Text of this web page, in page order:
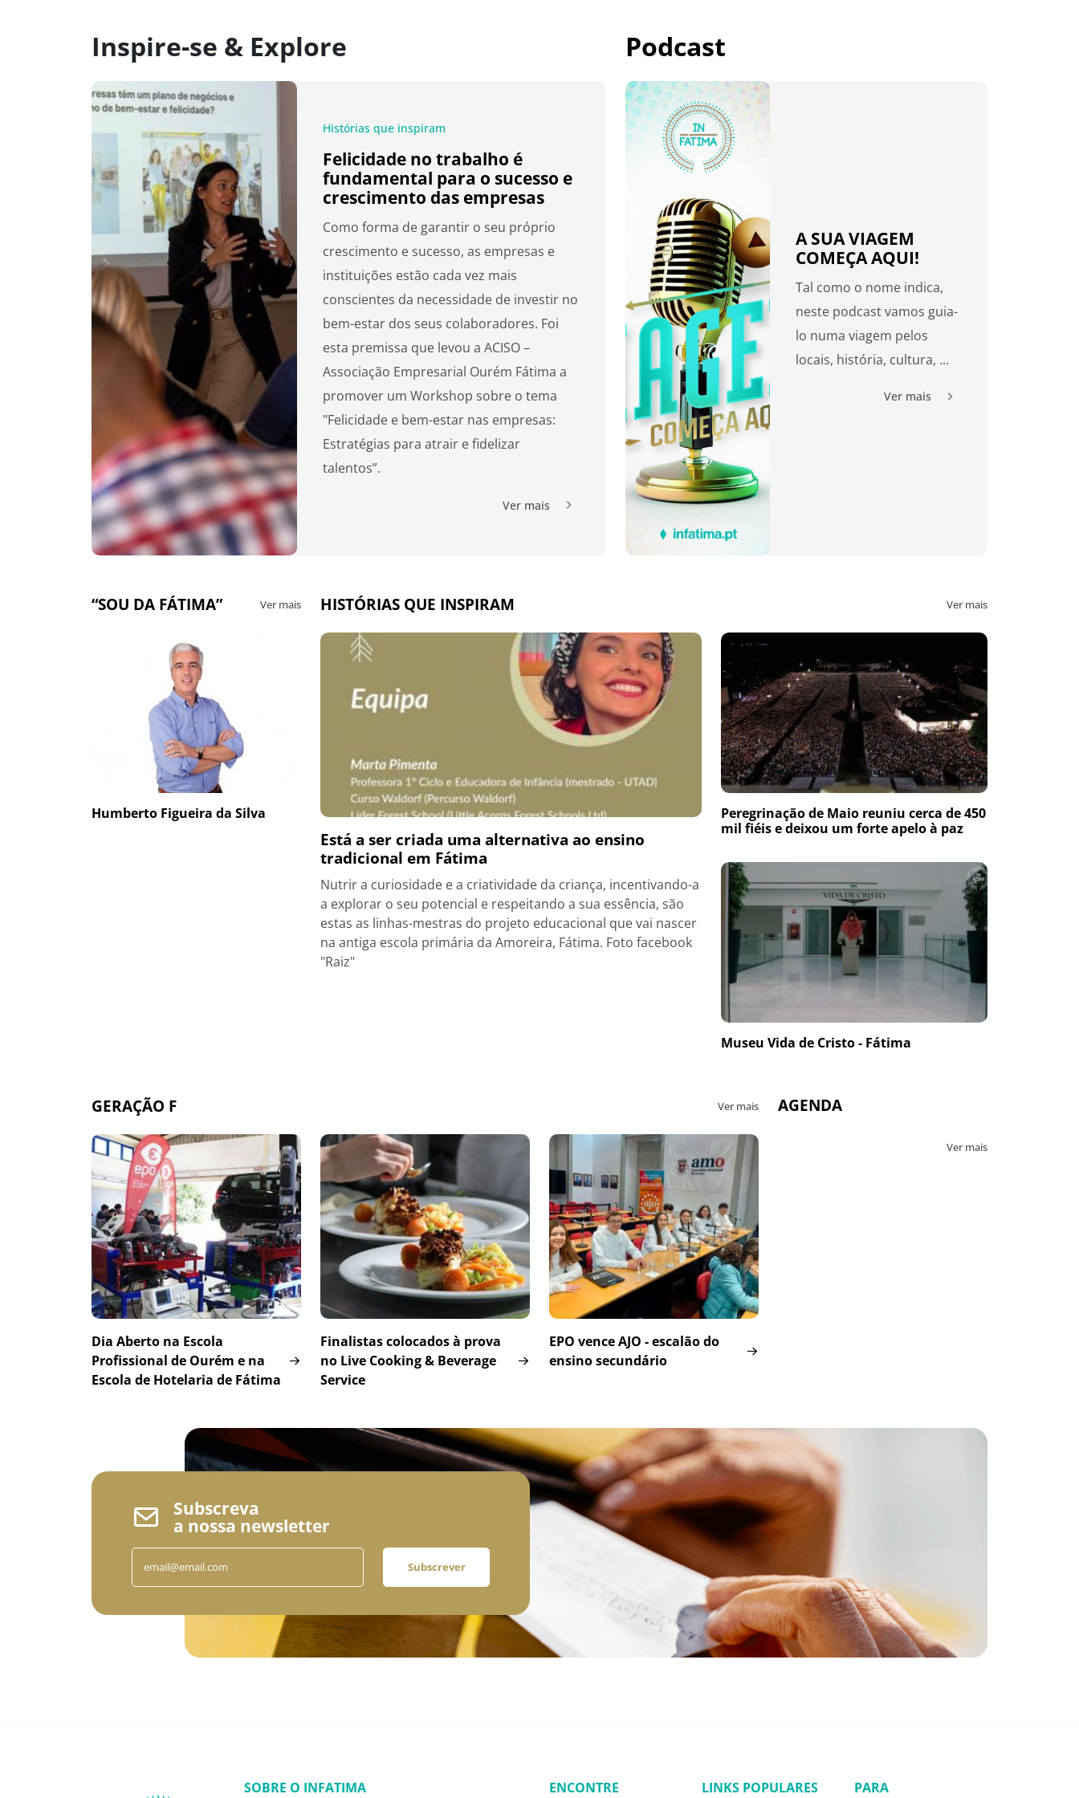
Inspire-se & Explore
Histórias que inspiram
Felicidade no trabalho é
fundamental para o sucesso e
crescimento das empresas
Como forma de garantir o seu próprio
crescimento e sucesso, as empresas e
instituições estão cada vez mais
conscientes da necessidade de investir no
bem-estar dos seus colaboradores. Foi
esta premissa que levou a ACISO –
Associação Empresarial Ourém Fátima a
promover um Workshop sobre o tema
"Felicidade e bem-estar nas empresas:
Estratégias para atrair e fidelizar
talentos”.
Ver mais
Podcast
A SUA VIAGEM
COMEÇA AQUI!
Tal como o nome indica,
neste podcast vamos guia-
lo numa viagem pelos
locais, história, cultura, ...
Ver mais
“SOU DA FÁTIMA” Ver mais
Humberto Figueira da Silva
HISTÓRIAS QUE INSPIRAM Ver mais
Está a ser criada uma alternativa ao ensino
tradicional em Fátima
Nutrir a curiosidade e a criatividade da criança, incentivando-a
a explorar o seu potencial e respeitando a sua essência, são
estas as linhas-mestras do projeto educacional que vai nascer
na antiga escola primária da Amoreira, Fátima. Foto facebook
"Raiz"
Peregrinação de Maio reuniu cerca de 450
mil fiéis e deixou um forte apelo à paz
Museu Vida de Cristo - Fátima
GERAÇÃO F Ver mais
Dia Aberto na Escola
Profissional de Ourém e na
Escola de Hotelaria de Fátima
Finalistas colocados à prova
no Live Cooking & Beverage
Service
EPO vence AJO - escalão do
ensino secundário
AGENDA
Ver mais
Subscreva
a nossa newsletter
Subscrever
SOBRE O INFATIMA ENCONTRE LINKS POPULARES
PARA